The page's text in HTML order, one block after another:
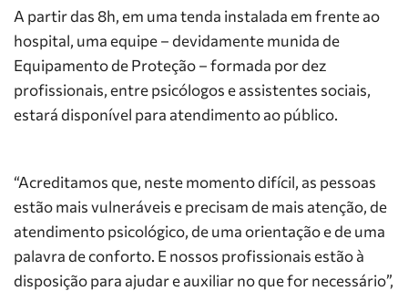
A partir das 8h, em uma tenda instalada em frente ao
hospital, uma equipe – devidamente munida de
Equipamento de Proteção – formada por dez
profissionais, entre psicólogos e assistentes sociais,
estará disponível para atendimento ao público.
“Acreditamos que, neste momento difícil, as pessoas
estão mais vulneráveis e precisam de mais atenção, de
atendimento psicológico, de uma orientação e de uma
palavra de conforto. E nossos profissionais estão à
disposição para ajudar e auxiliar no que for necessário”,